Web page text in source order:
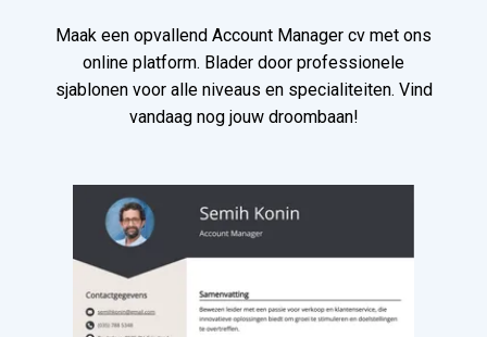
Maak een opvallend Account Manager cv met ons
online platform. Blader door professionele
sjablonen voor alle niveaus en specialiteiten. Vind
vandaag nog jouw droombaan!